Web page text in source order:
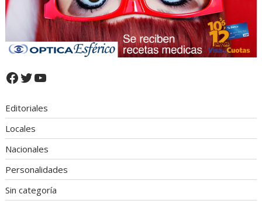
Facebook
Twitter
YouTube
Editoriales
Locales
Nacionales
Personalidades
Sin categoría